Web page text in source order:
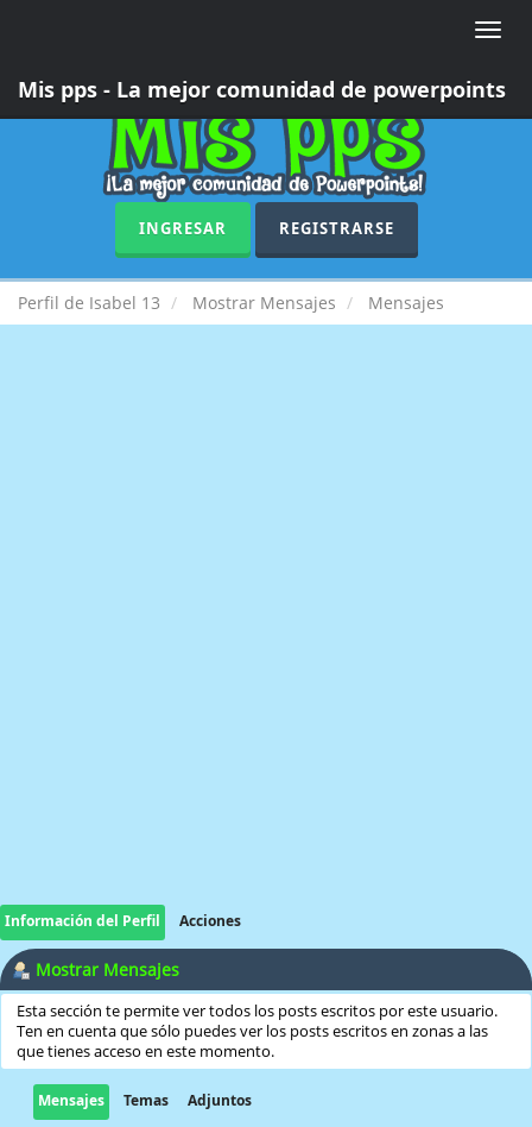
Toggle
Mis pps - La mejor comunidad de powerpoints
INGRESAR REGISTRARSE
Perfil de Isabel 13 Mostrar Mensajes Mensajes
Información del Perfil Acciones
Mostrar Mensajes
Esta sección te permite ver todos los posts escritos por este usuario.
Ten en cuenta que sólo puedes ver los posts escritos en zonas a las
que tienes acceso en este momento.
Mensajes Temas Adjuntos